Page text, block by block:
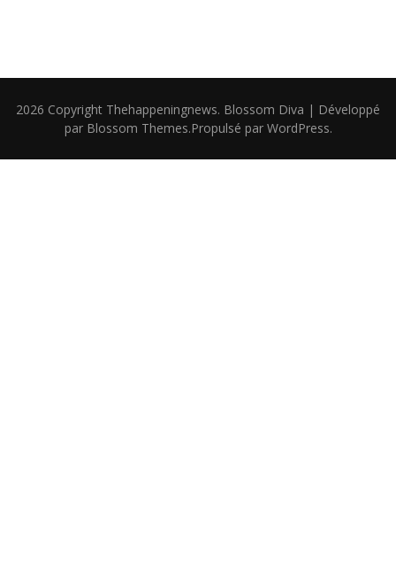
2026 Copyright Thehappeningnews. Blossom Diva | Développé
par Blossom Themes.Propulsé par WordPress.